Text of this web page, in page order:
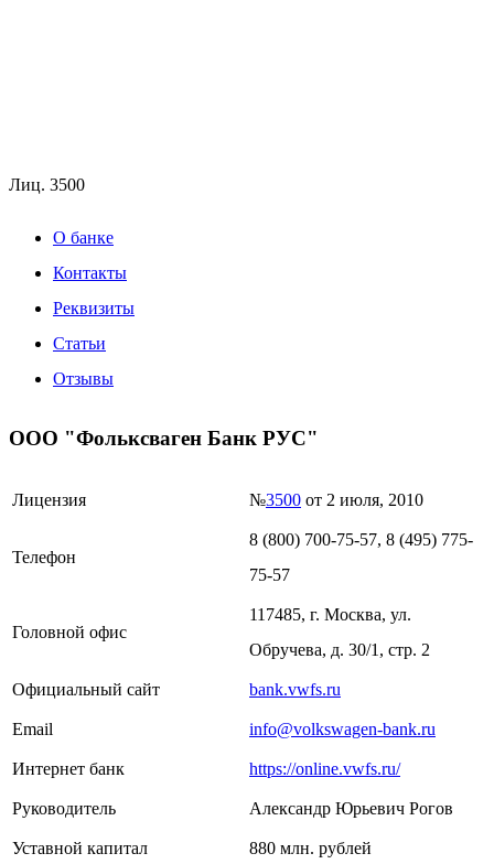
Лиц. 3500
О банке
Контакты
Реквизиты
Статьи
Отзывы
ООО "Фольксваген Банк РУС"
Лицензия №3500 от 2 июля, 2010
Телефон
8 (800) 700-75-57, 8 (495) 775-
75-57
Головной офис
117485, г. Москва, ул.
Обручева, д. 30/1, стр. 2
Официальный сайт bank.vwfs.ru
Email info@volkswagen-bank.ru
Интернет банк https://online.vwfs.ru/
Руководитель Александр Юрьевич Рогов
Уставной капитал 880 млн. рублей